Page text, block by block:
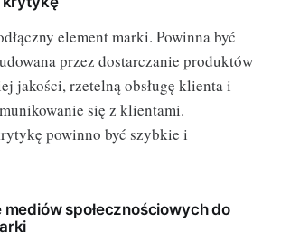
element marki. Powinna być
przez dostarczanie produktów
jakości, rzetelną obsługę klienta i
się z klientami.
powinno być szybkie i
społecznościowych do